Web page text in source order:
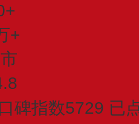
+
口碑指数5729 已